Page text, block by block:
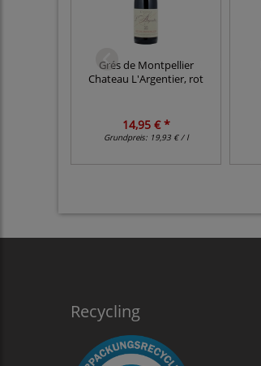
Grés de Montpellier
Chateau L'Argentier, rot
14,95 € *
Grundpreis: 19,93 € / l
Recycling